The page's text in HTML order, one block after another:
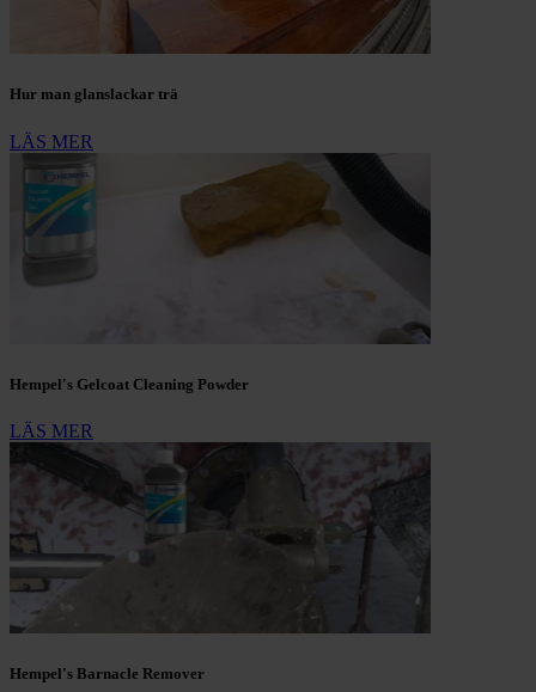
Hur man glanslackar trä
LÄS MER
Hempel's Gelcoat Cleaning Powder
LÄS MER
Hempel's Barnacle Remover